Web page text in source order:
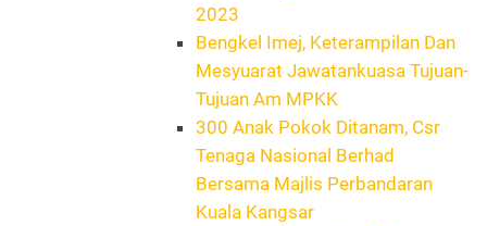
2023
Bengkel Imej, Keterampilan Dan
Mesyuarat Jawatankuasa Tujuan-
Tujuan Am MPKK
300 Anak Pokok Ditanam, Csr
Tenaga Nasional Berhad
Bersama Majlis Perbandaran
Kuala Kangsar